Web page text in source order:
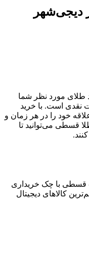
دیجی‌شهر
طلای مورد نظر شما
نقدی است. با خرید
خود را در هر زمان و
قسطی می‌توانید تا
قسطی با چک خریداری
کالاهای دیجیتال